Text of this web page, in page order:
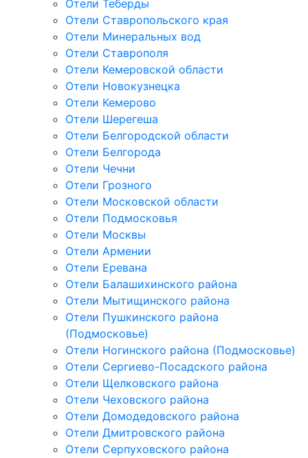
Отели Теберды
Отели Ставропольского края
Отели Минеральных вод
Отели Ставрополя
Отели Кемеровской области
Отели Новокузнецка
Отели Кемерово
Отели Шерегеша
Отели Белгородской области
Отели Белгорода
Отели Чечни
Отели Грозного
Отели Московской области
Отели Подмосковья
Отели Москвы
Отели Армении
Отели Еревана
Отели Балашихинского района
Отели Мытищинского района
Отели Пушкинского района
(Подмосковье)
Отели Ногинского района (Подмосковье)
Отели Сергиево-Посадского района
Отели Щелковского района
Отели Чеховского района
Отели Домодедовского района
Отели Дмитровского района
Отели Серпуховского района